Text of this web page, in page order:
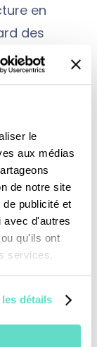
le
aux médias
de notre site
publicité et
avec d'autres
qu'ils ont
services.
détails
en
des
écrit leur
Voir
Une
une autre
les sons
Une
et